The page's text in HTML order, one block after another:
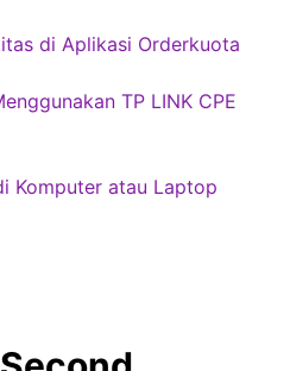
di Aplikasi Orderkuota
TP LINK CPE
Komputer atau Laptop